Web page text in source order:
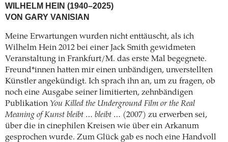
WILHELM HEIN (1940–2025)
VON GARY VANISIAN
Meine Erwartungen wurden nicht enttäuscht, als ich
Wilhelm Hein 2012 bei einer Jack Smith gewidmeten
Veranstaltung in Frankfurt/M. das erste Mal begegnete.
Freund*innen hatten mir einen unbändigen, unverstellten
Künstler angekündigt. Ich sprach ihn an, um zu fragen, ob
noch eine Ausgabe seiner limitierten, zehnbändigen
Publikation You Killed the Underground Film or the Real
Meaning of Kunst bleibt … bleibt … (2007) zu erwerben sei,
über die in cinephilen Kreisen wie über ein Arkanum
gesprochen wurde. Zum Glück gab es noch eine Handvoll